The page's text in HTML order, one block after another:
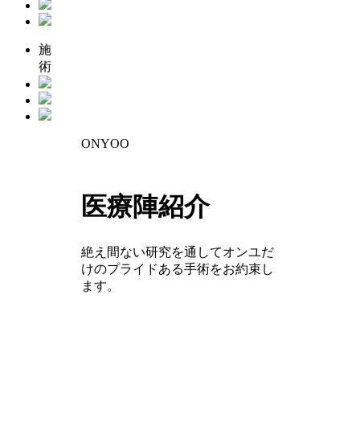
施
術
ONYOO
医療陣紹介
絶え間ない研究を通してオンユだ
けのプライドある手術をお約束し
ます。